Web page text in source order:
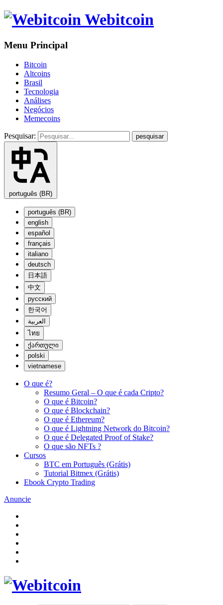
Webitcoin
Menu Principal
Bitcoin
Altcoins
Brasil
Tecnologia
Análises
Negócios
Memecoins
Pesquisar: pesquisar
português (BR)
português (BR)
english
español
français
italiano
deutsch
日本語
中文
русский
한국어
العربية
ไทย
ქართული
polski
vietnamese
O que é?
Resumo Geral – O que é cada Cripto?
O que é Bitcoin?
O que é Blockchain?
O que é Ethereum?
O que é Lightning Network do Bitcoin?
O que é Delegated Proof of Stake?
O que são NFTs ?
Cursos
BTC em Português (Grátis)
Tutorial Bitmex (Grátis)
Ebook Crypto Trading
Anuncie